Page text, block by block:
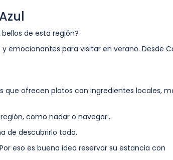
de esta región?
emocionantes para visitar en verano. Desde
ofrecen platos con ingredientes locales,
como nadar o navegar…
de descubrirlo todo.
eso es buena idea reservar su estancia con